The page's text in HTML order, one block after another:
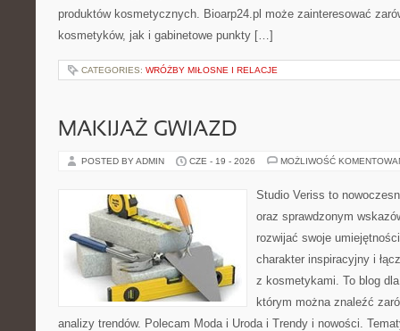
produktów kosmetycznych. Bioarp24.pl może zainteresować
kosmetyków, jak i gabinetowe punkty […]
CATEGORIES: WRÓŻBY MIŁOSNE I RELACJE
MAKIJAŻ GWIAZD
POSTED BY ADMIN CZE - 19 - 2026 MOŻLIWOŚĆ
Studio Veriss to
oraz sprawdzonym
rozwijać swoje
charakter inspiracyjny i
z kosmetykami. To blog
którym można znaleźć
analizy trendów. Polecam Moda i Uroda i Trendy i nowości.